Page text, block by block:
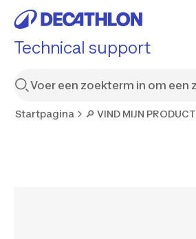
Technical support
Startpagina 🔎 VIND MIJN PRODUCT